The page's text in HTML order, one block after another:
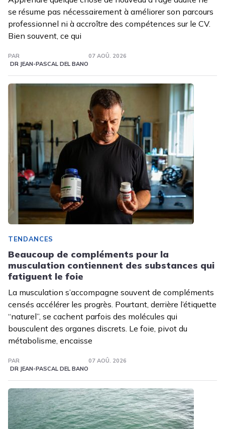
se résume pas nécessairement à améliorer son parcours
professionnel ni à accroître des compétences sur le CV.
Bien souvent, ce qui
PAR
DR JEAN-PASCAL DEL BANO
07 AOÛ. 2026
TENDANCES
Beaucoup de compléments pour la
musculation contiennent des substances qui
fatiguent le foie
La musculation s’accompagne souvent de compléments
censés accélérer les progrès. Pourtant, derrière l’étiquette
“naturel”, se cachent parfois des molécules qui
bousculent des organes discrets. Le foie, pivot du
métabolisme, encaisse
PAR
DR JEAN-PASCAL DEL BANO
07 AOÛ. 2026